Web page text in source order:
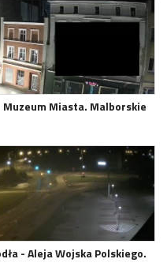
Miasta. Malborskie
- Aleja Wojska Polskiego.